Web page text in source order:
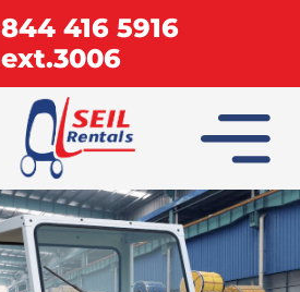
844 416 5916
ext.3006
INICIO
COLUMBIA